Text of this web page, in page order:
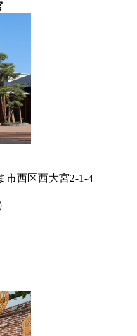
市西区西大宮2-1-4